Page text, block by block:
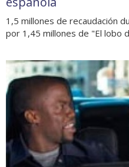
1,5 millones de recaudación
por 1,45 millones de "El lobo